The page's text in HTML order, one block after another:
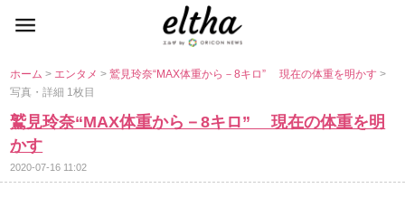
ホーム> エンタメ>鷲見玲奈“MAX体重から－8キロ” 現在の体重を明かす>
写真・詳細 1枚目
鷲見玲奈“MAX体重から－8キロ” 現在の体重を明
かす
2020-07-16 11:02